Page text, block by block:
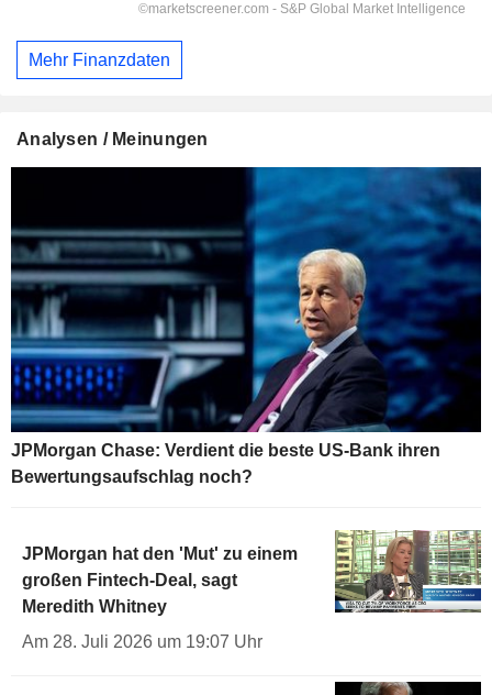
Mehr Finanzdaten
Analysen / Meinungen
JPMorgan Chase: Verdient die beste US-Bank ihren
Bewertungsaufschlag noch?
JPMorgan hat den 'Mut' zu einem
großen Fintech-Deal, sagt
Meredith Whitney
Am 28. Juli 2026 um 19:07 Uhr